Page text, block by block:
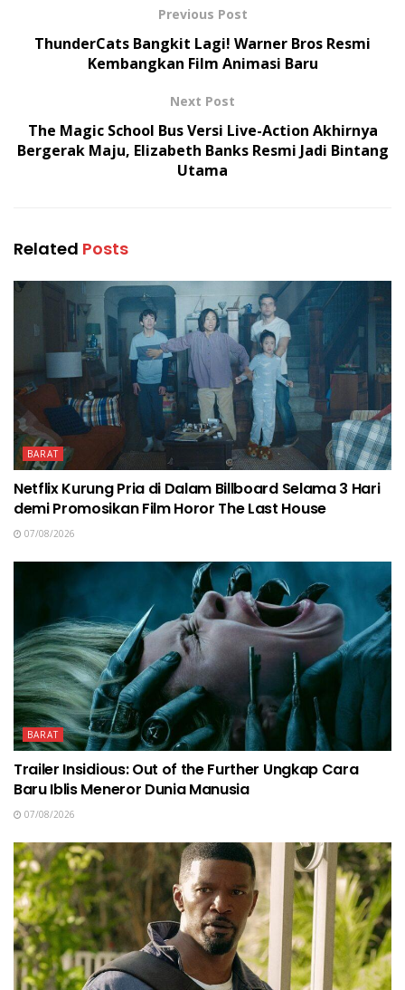
Previous Post
ThunderCats Bangkit Lagi! Warner Bros Resmi
Kembangkan Film Animasi Baru
Next Post
The Magic School Bus Versi Live-Action Akhirnya
Bergerak Maju, Elizabeth Banks Resmi Jadi Bintang
Utama
Related Posts
BARAT
Netflix Kurung Pria di Dalam Billboard Selama 3 Hari
demi Promosikan Film Horor The Last House
07/08/2026
BARAT
Trailer Insidious: Out of the Further Ungkap Cara
Baru Iblis Meneror Dunia Manusia
07/08/2026